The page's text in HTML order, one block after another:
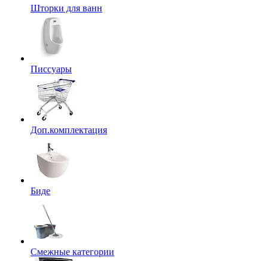
Шторки для ванн
Писсуары
Доп.комплектация
Биде
Смежные категории